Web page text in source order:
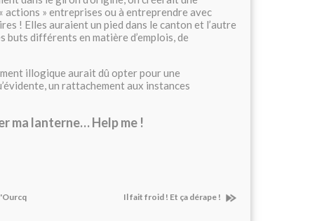
actions » entreprises ou à entreprendre avec
! Elles auraient un pied dans le canton et l’autre
différents en matière d’emplois, de
illogique aurait dû opter pour une
un rattachement aux instances
ma lanterne… Help me !
Il fait froid ! Et ça dérape !